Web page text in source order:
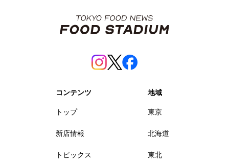
コンテンツ
トップ
新店情報
トピックス
地域
東京
北海道
東北